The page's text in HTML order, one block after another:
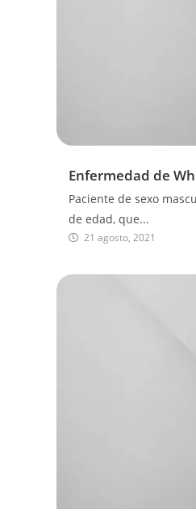
Enfermedad de
Paciente de sexo
de edad, que...
21 agosto, 2021